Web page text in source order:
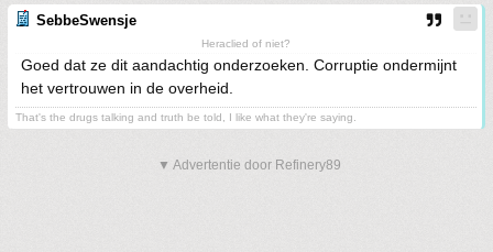
SebbeSwensje
Heraclied of niet?
Goed dat ze dit aandachtig onderzoeken. Corruptie ondermijnt
het vertrouwen in de overheid.
That's the drugs talking and truth be told, I like what they're saying.
▼ Advertentie door Refinery89